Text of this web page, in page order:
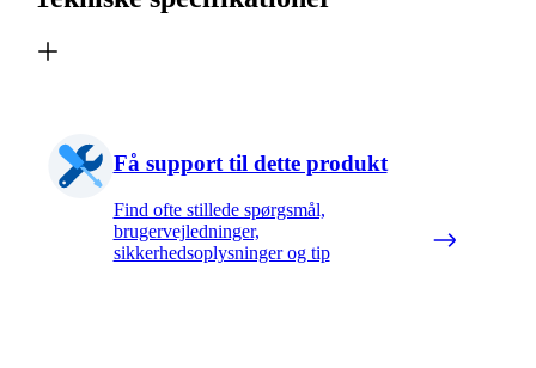
Få support til dette produkt
Find ofte stillede spørgsmål,
brugervejledninger,
sikkerhedsoplysninger og tip